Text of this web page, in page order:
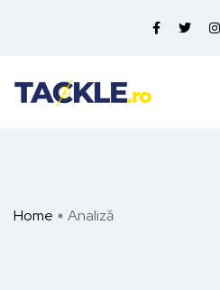
Home Analiză